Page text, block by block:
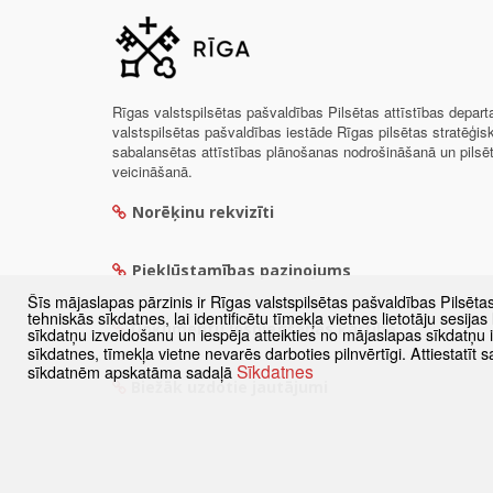
Rīgas valstspilsētas pašvaldības Pilsētas attīstības
valstspilsētas pašvaldības iestāde Rīgas pilsētas
sabalansētas attīstības plānošanas nodrošināšanā un
veicināšanā.
Norēķinu rekvizīti
Piekļūstamības paziņojums
Dokumentu iesniegšanas kārtība
Biežāk uzdotie jautājumi
Šīs mājaslapas pārzinis ir Rīgas valstspilsētas pašvaldības
tehniskās sīkdatnes, lai identificētu tīmekļa vietnes lietotāju
sīkdatņu izveidošanu un iespēja atteikties no mājaslapas
sīkdatnes, tīmekļa vietne nevarēs darboties pilnvērtīgi. Attiestatīt
sīkdatnēm apskatāma sadaļā Sīkdatnes